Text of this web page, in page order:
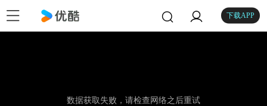
下载APP
数据获取失败，请检查网络之后重试